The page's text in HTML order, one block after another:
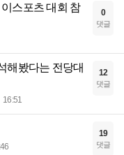
스포츠 대회 참
0
댓글
해봤다는 전당대
16:51
12
댓글
19
댓글